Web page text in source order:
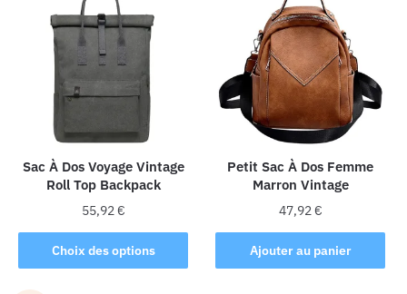
Sac À Dos Voyage Vintage
Roll Top Backpack
55,92€
Choix des options
Ce
produit
Petit Sac À Dos Femme
Marron Vintage
47,92€
Ajouter au panier